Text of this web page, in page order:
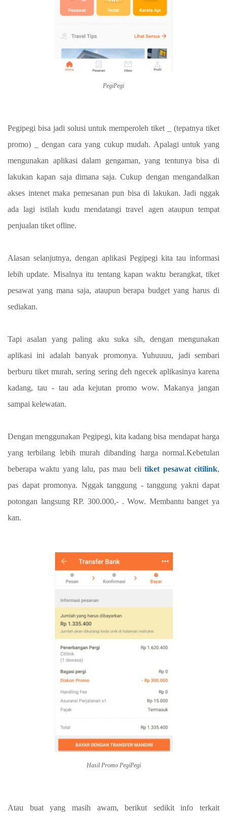
PegiPegi
Pegipegi bisa jadi solusi untuk memperoleh tiket _ (tepatnya tiket
promo) _ dengan cara yang cukup mudah. Apalagi untuk yang
mengunakan aplikasi dalam gengaman, yang tentunya bisa di
lakukan kapan saja dimana saja. Cukup dengan mengandalkan
akses intenet maka pemesanan pun bisa di lakukan. Jadi nggak
ada lagi istilah kudu mendatangi travel agen ataupun tempat
penjualan tiket ofline.
Alasan selanjutnya, dengan aplikasi Pegipegi kita tau informasi
lebih update. Misalnya itu tentang kapan waktu berangkat, tiket
pesawat yang mana saja, ataupun berapa budget yang harus di
sediakan.
Tapi asalan yang paling aku suka sih, dengan mengunakan
aplikasi ini adalah banyak promonya. Yuhuuuu, jadi sembari
berburu tiket murah, sering sering deh ngecek aplikasinya karena
kadang, tau - tau ada kejutan promo wow. Makanya jangan
sampai kelewatan.
Dengan menggunakan Pegipegi, kita kadang bisa mendapat harga
yang terbilang lebih murah dibanding harga normal.Kebetulan
beberapa waktu yang lalu, pas mau belitiket pesawat citilink,
pas dapat promonya. Nggak tanggung - tanggung yakni dapat
potongan langsung RP. 300.000,- . Wow. Membantu banget ya
kan.
Hasil Promo PegiPegi
Atau buat yang masih awam, berikut sedikit info terkait